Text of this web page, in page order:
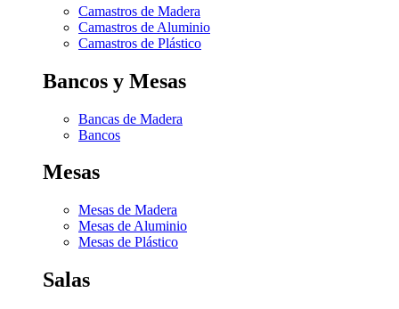
Camastros de Madera
Camastros de Aluminio
Camastros de Plástico
Bancos y Mesas
Bancas de Madera
Bancos
Mesas
Mesas de Madera
Mesas de Aluminio
Mesas de Plástico
Salas